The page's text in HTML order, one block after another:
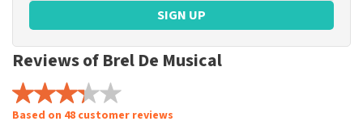
SIGN UP
Reviews of Brel De Musical
Based on 48 customer reviews